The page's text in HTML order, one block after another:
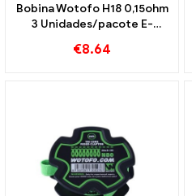
Bobina Wotofo H18 0,15ohm
3 Unidades/pacote E-
Personalizado
€8.64